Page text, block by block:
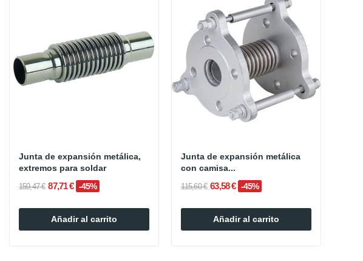
Junta de expansión metálica,
extremos para soldar
159,47 € 87,71 € -45%
Añadir al carrito
Junta de expansión metálica
con camisa...
115,60 € 63,58 € -45%
Añadir al carrito